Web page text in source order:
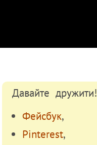
Давайте дружити!
Фейсбук,
Pinterest,